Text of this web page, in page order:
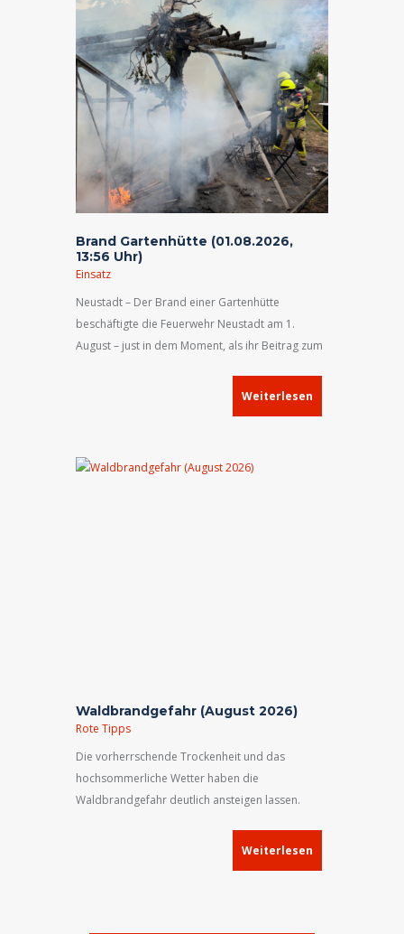
Brand Gartenhütte (01.08.2026,
13:56 Uhr)
Einsatz
Neustadt – Der Brand einer Gartenhütte
beschäftigte die Feuerwehr Neustadt am 1.
August – just in dem Moment, als ihr Beitrag zum
Weiterlesen
Waldbrandgefahr (August 2026)
Rote Tipps
Die vorherrschende Trockenheit und das
hochsommerliche Wetter haben die
Waldbrandgefahr deutlich ansteigen lassen.
Deutschen Wetterdienstes (DWD) gilt für unsere
erreicht!
Weiterlesen